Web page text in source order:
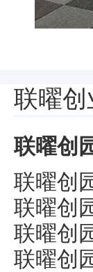
联曜
联曜创
联曜创
联曜创
联曜创
联曜创